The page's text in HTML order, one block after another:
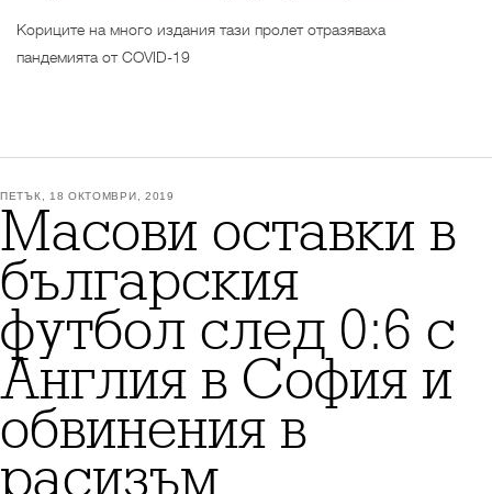
Кориците на много издания тази пролет отразяваха
пандемията от COVID-19
ПЕТЪК, 18 ОКТОМВРИ, 2019
Масови оставки в
българския
футбол след 0:6 с
Англия в София и
обвинения в
расизъм